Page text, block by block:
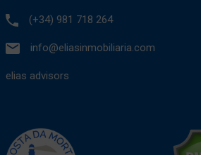
(+34) 981 718 264
info@eliasinmobiliaria.com
elias advisors